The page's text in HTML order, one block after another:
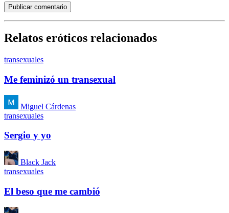
Publicar comentario
Relatos eróticos relacionados
transexuales
Me feminizó un transexual
Miguel Cárdenas
transexuales
Sergio y yo
Black Jack
transexuales
El beso que me cambió